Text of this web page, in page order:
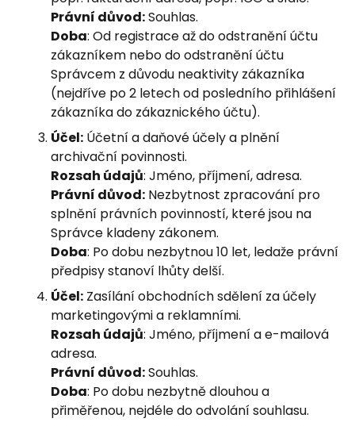
Právní důvod:Souhlas.
Doba: Od registrace až do odstranění účtu
zákazníkem nebo do odstranění účtu
Správcem z důvodu neaktivity zákazníka
(nejdříve po 2 letech od posledního přihlášení
zákazníka do zákaznického účtu).
Účel: Účetní a daňové účely a plnění
archivační povinnosti.
Rozsah údajů: Jméno, příjmení, adresa.
Právní důvod: Nezbytnost zpracování pro
splnění právních povinností, které jsou na
Správce kladeny zákonem.
Doba: Po dobu nezbytnou 10 let, ledaže právní
předpisy stanoví lhůty delší.
Účel: Zasílání obchodních sdělení za účely
marketingovými a reklamními.
Rozsah údajů: Jméno, příjmení a e-mailová
adresa.
Právní důvod:Souhlas.
Doba: Po dobu nezbytně dlouhou a
přiměřenou, nejdéle do odvolání souhlasu.